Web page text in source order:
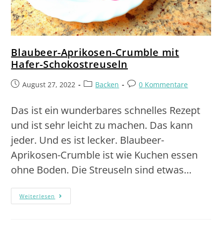
Blaubeer-Aprikosen-Crumble mit
Hafer-Schokostreuseln
August 27, 2022 Backen 0 Kommentare
Das ist ein wunderbares schnelles Rezept
und ist sehr leicht zu machen. Das kann
jeder. Und es ist lecker. Blaubeer-
Aprikosen-Crumble ist wie Kuchen essen
ohne Boden. Die Streuseln sind etwas…
Weiterlesen